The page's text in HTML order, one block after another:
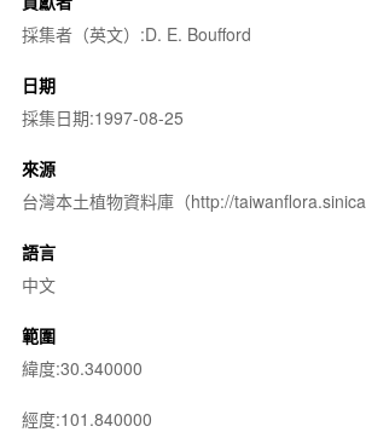
採集者（英文）:D. E. Boufford
日期
採集日期:1997-08-25
來源
台灣本土植物資料庫（http://
語言
中文
範圍
緯度:30.340000
經度:101.840000